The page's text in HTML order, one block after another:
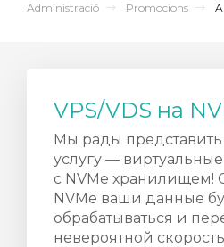
Administració Promocions
VPS/VDS на
Мы рады
услугу —
с NVMe хранилищем!
NVMe ваши данные
обрабатываться и
невероятной